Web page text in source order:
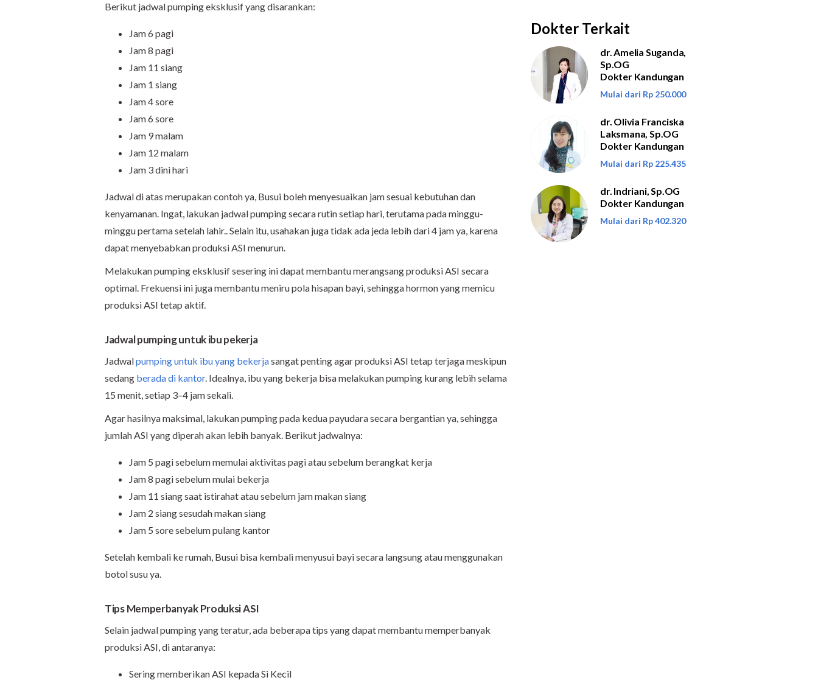
Berikut jadwal pumping eksklusif yang disarankan:
Jam 6 pagi
Jam 8 pagi
Jam 11 siang
Jam 1 siang
Jam 4 sore
Jam 6 sore
Jam 9 malam
Jam 12 malam
Jam 3 dini hari
Jadwal di atas merupakan contoh ya, Busui boleh menyesuaikan jam sesuai kebutuhan dan
kenyamanan. Ingat, lakukan jadwal pumping secara rutin setiap hari, terutama pada minggu-
minggu pertama setelah lahir.. Selain itu, usahakan juga tidak ada jeda lebih dari 4 jam ya, karena
dapat menyebabkan produksi ASI menurun.
Melakukan pumping eksklusif sesering ini dapat membantu merangsang produksi ASI secara
optimal. Frekuensi ini juga membantu meniru pola hisapan bayi, sehingga hormon yang memicu
produksi ASI tetap aktif.
Jadwal pumping untuk ibu pekerja
Jadwalpumping untuk ibu yang bekerjasangat penting agar produksi ASI tetap terjaga meskipun
sedang berada di kantor. Idealnya, ibu yang bekerja bisa melakukan pumping kurang lebih selama
15 menit, setiap 3–4 jam sekali.
Agar hasilnya maksimal, lakukan pumping pada kedua payudara secara bergantian ya, sehingga
jumlah ASI yang diperah akan lebih banyak. Berikut jadwalnya:
Jam 5 pagi sebelum memulai aktivitas pagi atau sebelum berangkat kerja
Jam 8 pagi sebelum mulai bekerja
Jam 11 siang saat istirahat atau sebelum jam makan siang
Jam 2 siang sesudah makan siang
Jam 5 sore sebelum pulang kantor
Setelah kembali ke rumah, Busui bisa kembali menyusui bayi secara langsung atau menggunakan
botol susu ya.
Tips Memperbanyak Produksi ASI
Selain jadwal pumping yang teratur, ada beberapa tips yang dapat membantu memperbanyak
produksi ASI, di antaranya:
Sering memberikan ASI kepada Si Kecil
Dokter Terkait